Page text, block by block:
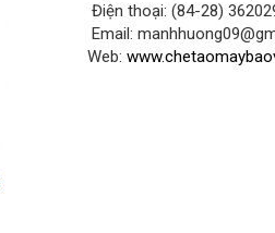
Điện thoại: (84-28)
Email:
Web: